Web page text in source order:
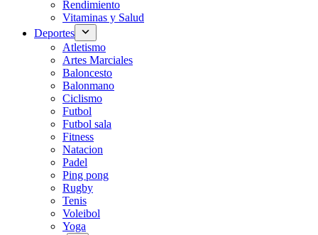
Rendimiento
Vitaminas y Salud
Deportes
Atletismo
Artes Marciales
Baloncesto
Balonmano
Ciclismo
Futbol
Futbol sala
Fitness
Natacion
Padel
Ping pong
Rugby
Tenis
Voleibol
Yoga